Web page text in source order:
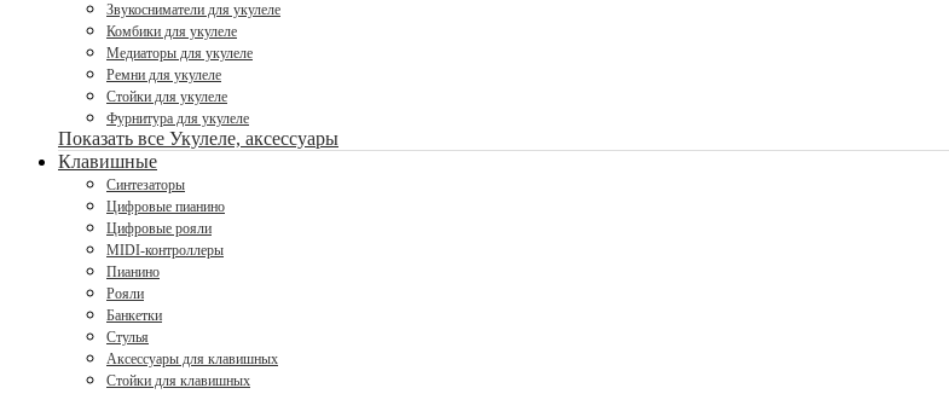
Звукосниматели для укулеле
Комбики для укулеле
Медиаторы для укулеле
Ремни для укулеле
Стойки для укулеле
Фурнитура для укулеле
Показать все Укулеле, аксессуары
Клавишные
Синтезаторы
Цифровые пианино
Цифровые рояли
MIDI-контроллеры
Пианино
Рояли
Банкетки
Стулья
Аксессуары для клавишных
Стойки для клавишных